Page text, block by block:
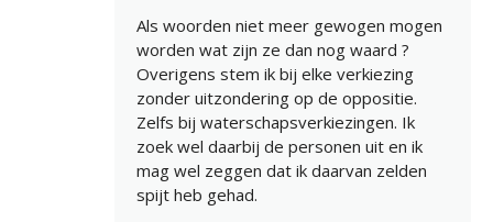
Als woorden niet meer gewogen mogen
worden wat zijn ze dan nog waard ?
Overigens stem ik bij elke verkiezing
zonder uitzondering op de oppositie.
Zelfs bij waterschapsverkiezingen. Ik
zoek wel daarbij de personen uit en ik
mag wel zeggen dat ik daarvan zelden
spijt heb gehad.